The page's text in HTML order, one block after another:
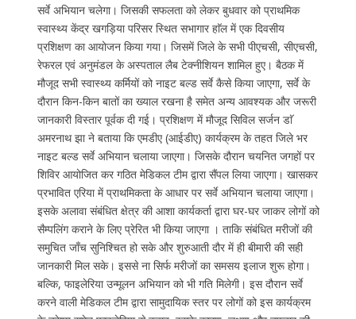
सर्वे अभियान चलेगा। जिसकी सफलता को लेकर बुधवार को प्राथमिक
स्वास्थ्य केंद्र खगड़िया परिसर स्थित सभागार हाॅल में एक दिवसीय
प्रशिक्षण का आयोजन किया गया। जिसमें जिले के सभी पीएचसी, सीएचसी,
रेफरल एवं अनुमंडल के अस्पताल लैब टेक्नीशियन शामिल हुए। बैठक में
मौजूद सभी स्वास्थ्य कर्मियों को नाइट बल्ड सर्वे कैसे किया जाएगा, सर्वे के
दौरान किन-किन बातों का ख्याल रखना है समेत अन्य आवश्यक और जरूरी
जानकारी विस्तार पूर्वक दी गई। प्रशिक्षण में मौजूद सिविल सर्जन डाॅ
अमरनाथ झा ने बताया कि एमडीए (आईडीए) कार्यक्रम के तहत जिले भर
नाइट बल्ड सर्वे अभियान चलाया जाएगा। जिसके दौरान चयनित जगहों पर
शिविर आयोजित कर गठित मेडिकल टीम द्वारा सैंपल लिया जाएगा। खासकर
प्रभावित एरिया में प्राथमिकता के आधार पर सर्वे अभियान चलाया जाएगा।
इसके अलावा संबंधित क्षेत्र की आशा कार्यकर्ता द्वारा घर-घर जाकर लोगों को
सैम्पलिंग कराने के लिए प्रेरित भी किया जाएगा । ताकि संबंधित मरीजों की
समुचित जाँच सुनिश्चित हो सके और शुरुआती दौर में ही बीमारी की सही
जानकारी मिल सके। इससे ना सिर्फ मरीजों का समसय इलाज शुरू होगा।
बल्कि, फाइलेरिया उन्मूलन अभियान को भी गति मिलेगी। इस दौरान सर्वे
करने वाली मेडिकल टीम द्वारा सामुदायिक स्तर पर लोगों को इस कार्यक्रम